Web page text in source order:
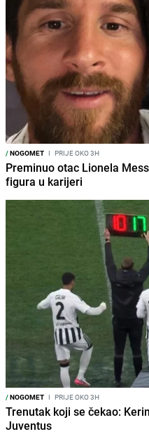
/NOGOMET I PRIJE OKO 3H
Preminuo otac Lionela
figura u karijeri
/NOGOMET I PRIJE OKO 3H
Trenutak koji se čekao:
Juventus